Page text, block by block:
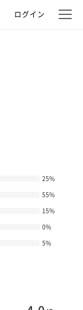
ログイン
25%
55%
15%
0%
5%